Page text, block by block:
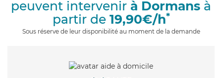
i
peuvent intervenir à Dormans à
partir de 19,90€/h*
Sous réserve de leur disponibilité au moment de la demande